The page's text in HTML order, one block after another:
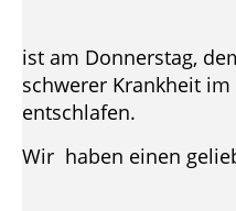
ist am Donnerstag,
schwerer Krankheit
entschlafen.
Wir haben einen